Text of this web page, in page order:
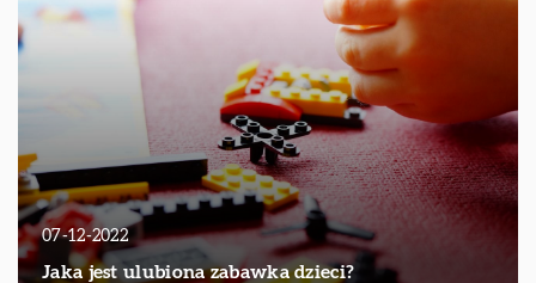
07-12-2022
Jaka jest ulubiona zabawka dzieci?